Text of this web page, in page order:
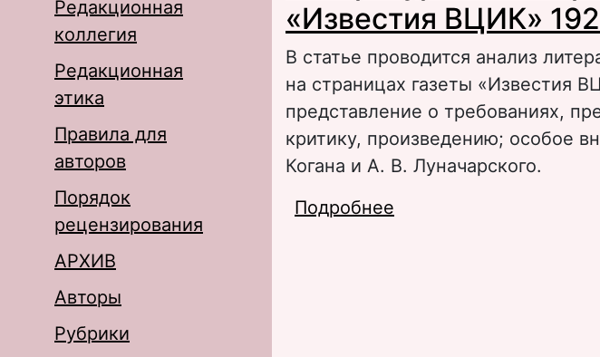
Редакционная
коллегия
Редакционная
этика
Правила для
авторов
Порядок
рецензирования
АРХИВ
Авторы
Рубрики
«Известия ВЦИК»
В статье проводится анализ
на страницах газеты «Известия
представление о требованиях,
критику, произведению; особое
Когана и А. В. Луначарского.
Подробнее